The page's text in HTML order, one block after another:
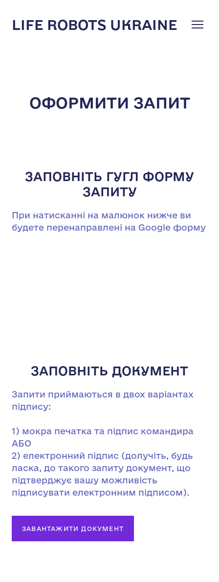
LIFE ROBOTS UKRAINE
ОФОРМИТИ ЗАПИТ
ЗАПОВНІТЬ ГУГЛ ФОРМУ
ЗАПИТУ
При натисканні на малюнок нижче ви
будете перенаправлені на Google форму
ЗАПОВНІТЬ ДОКУМЕНТ
Запити приймаються в двох варіантах
підпису:
1) мокра печатка та підпис командира
АБО
2) електронний підпис (долучіть, будь
ласка, до такого запиту документ, що
підтверджує вашу можливість
підписувати електронним підписом).
ЗАВАНТАЖИТИ ДОКУМЕНТ